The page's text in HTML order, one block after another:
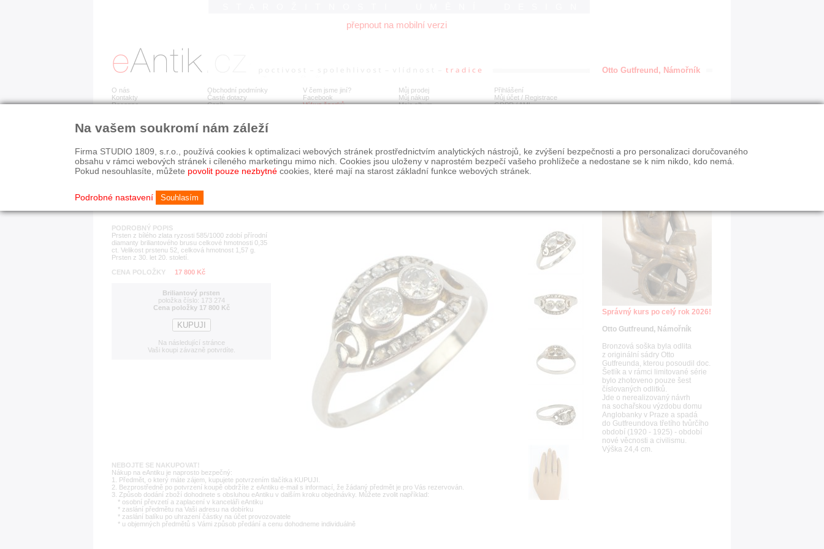
přepnout na mobilní verzi
O nás
Kontakty
Recenze
Obchodní podmínky
Časté dotazy
Ceník
V čem jsme jiní?
Facebook
Výkup šperků
Můj prodej
Můj nákup
Moje album
Přihlášení
Můj účet / Registrace
GDPR/AML
Detail položky č. 173 274 Briliantový prsten
PODROBNÝ POPIS
Prsten z bílého zlata ryzosti 585/1000 zdobí přírodní
diamanty briliantového brusu celkové hmotnosti 0,35
ct. Velikost prstenu 52, celková hmotnost 1,57 g.
Prsten z 30. let 20. století.
CENA POLOŽKY
17 800 Kč
Briliantový prsten
položka číslo: 173 274
Cena položky 17 800 Kč
Na následující stránce
Vaši koupi závazně potvrdíte.
NEBOJTE SE NAKUPOVAT!
Nákup na eAntiku je naprosto bezpečný:
1. Předmět, o který máte zájem, kupujete potvrzením tlačítka KUPUJI.
2. Bezprostředně po potvrzení koupě obdržíte z eAntiku e-mail s informací, že žádaný předmět je pro Vás rezervován.
3. Způsob dodání zboží dohodnete s obsluhou eAntiku v dalším kroku objednávky. Můžete zvolit například:
* osobní převzetí a zaplacení v kanceláři eAntiku
* zaslání předmětu na Vaši adresu na dobírku
* zaslání balíku po uhrazení částky na účet provozovatele
* u objemných předmětů s Vámi způsob předání a cenu dohodneme individuálně
Otto Gutfreund, Námořník
Správný kurs po celý rok 2026!
Otto Gutfreund, Námořník
Bronzová soška byla odlita
z originální sádry Otto
Gutfreunda, kterou posoudil doc.
Šetlík a v rámci limitované série
bylo zhotoveno pouze šest
číslovaných odlitků.
Jde o nerealizovaný návrh
na sochařskou výzdobu domu
Anglobanky v Praze a spadá
do Gutfreundova třetího tvůrčího
období (1920 - 1925) - období
nové věcnosti a civilismu.
Výška 24,4 cm.
Na vašem soukromí nám záleží
Firma STUDIO 1809, s.r.o., používá cookies k optimalizaci webových stránek prostřednictvím analytických nástrojů, ke zvýšení bezpečnosti a pro personalizaci doručovaného
obsahu v rámci webových stránek i cíleného marketingu mimo nich. Cookies jsou uloženy v naprostém bezpečí vašeho prohlížeče a nedostane se k nim nikdo, kdo nemá.
Pokud nesouhlasíte, můžete povolit pouze nezbytné cookies, které mají na starost základní funkce webových stránek.
Podrobné nastavení Souhlasím